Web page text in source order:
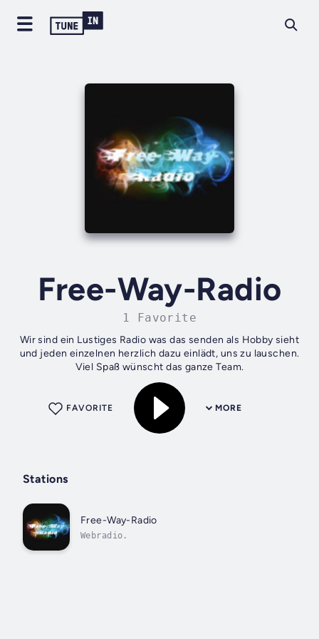
Free-Way-Radio
1 Favorite
Wir sind ein Lustiges Radio was das senden als Hobby sieht
und jeden einzelnen herzlich dazu einlädt, uns zu lauschen.
Viel Spaß wünscht das ganze Team.
MORE
FAVORITE
Stations
Free-Way-Radio
Webradio.